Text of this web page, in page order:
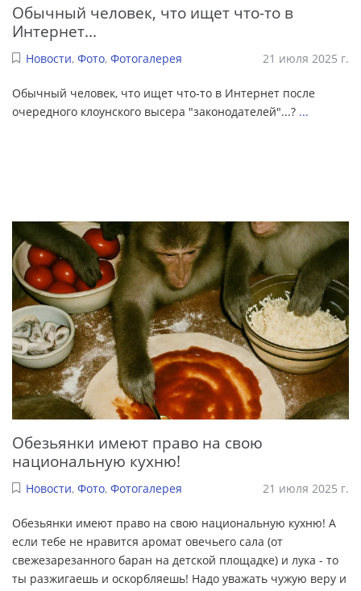
Обычный человек, что ищет что-то в
Интернет...
Новости, Фото, Фотогалерея 21 июля 2025 г.
Обычный человек, что ищет что-то в Интернет после
очередного клоунского высера "законодателей"...? ...
Обезьянки имеют право на свою
национальную кухню!
Новости, Фото, Фотогалерея 21 июля 2025 г.
Обезьянки имеют право на свою национальную кухню! А
если тебе не нравится аромат овечьего сала (от
свежезарезанного баран на детской площадке) и лука - то
ты разжигаешь и оскорбляешь! Надо уважать чужую веру и